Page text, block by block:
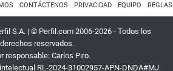
CONTÁCTENOS PRIVACIDAD EQUIPO
S.A. | © Perfil.com 2006-2026 - Todos los
derechos reservados.
responsable: Carlos Piro.
RL-2024-31002957-APN-DNDA#MJ